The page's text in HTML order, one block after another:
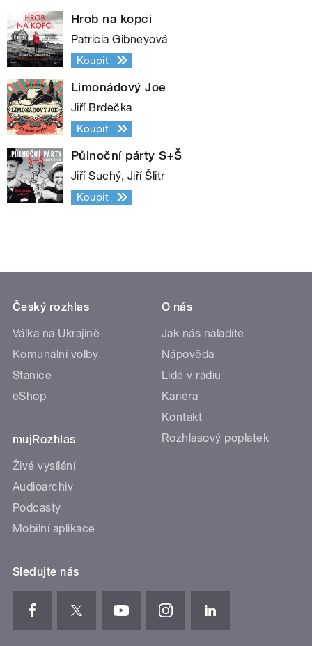
Hrob na kopci
Patricia Gibneyová
Koupit
Limonádový Joe
Jiří Brdečka
Koupit
Půlnoční párty S+Š
Jiří Suchý, Jiří Šlitr
Koupit
Český rozhlas
Válka na Ukrajině
Komunální volby
Stanice
eShop
mujRozhlas
Živé vysílání
Audioarchiv
Podcasty
Mobilní aplikace
O nás
Jak nás naladíte
Nápověda
Lidé v rádiu
Kariéra
Kontakt
Rozhlasový poplatek
Sledujte nás